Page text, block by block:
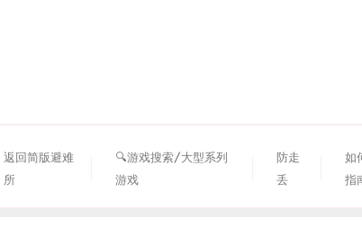
返回简版避难
所
🔍游戏搜索/大型系列
游戏
防走
丢
如
指